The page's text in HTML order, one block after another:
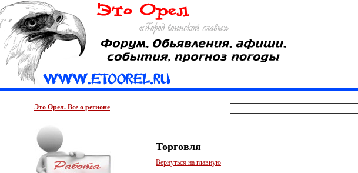
Это Орел. Все о регионе
Торговля
Вернуться на главную